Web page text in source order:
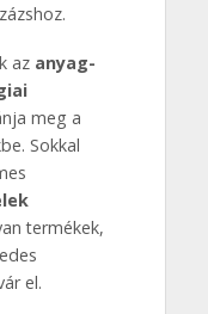
az anyag-
meg a
Sokkal
termékek,
el.